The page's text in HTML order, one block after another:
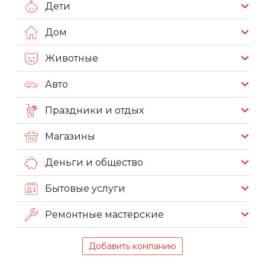
Дети
Дом
Животные
Авто
Праздники и отдых
Магазины
Деньги и общество
Бытовые услуги
Ремонтные мастерские
Добавить компанию